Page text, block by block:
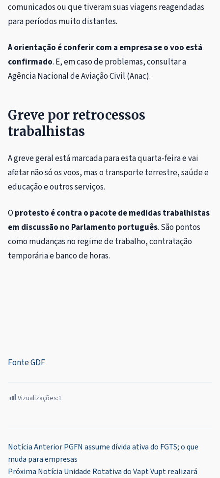
comunicados ou que tiveram suas viagens reagendadas
para períodos muito distantes.
A orientação é conferir com a empresa se o voo está
confirmado. E, em caso de problemas, consultar a
Agência Nacional de Aviação Civil (Anac).
Greve por retrocessos
trabalhistas
A greve geral está marcada para esta quarta-feira e vai
afetar não só os voos, mas o transporte terrestre, saúde e
educação e outros serviços.
O protesto é contra o pacote de medidas trabalhistas
em discussão no Parlamento português. São pontos
como mudanças no regime de trabalho, contratação
temporária e banco de horas.
Fonte GDF
Vizualizações:1
Navegação
de
Notícia AnteriorPGFN assume dívida ativa do FGTS; o que
muda para empresas
Próxima Notícia Unidade Rotativa do Vapt Vupt realizará